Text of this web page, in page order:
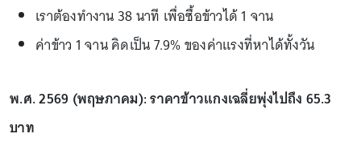
เราต้องทำงาน 38 นาที เพื่อซื้อข้าวได้ 1 จาน
ค่าข้าว 1 จาน คิดเป็น 7.9% ของค่าแรงที่หาได้ทั้งวัน
พ.ศ. 2569 (พฤษภาคม): ราคาข้าวแกงเฉลี่ยพุ่งไปถึง 65.3
บาท